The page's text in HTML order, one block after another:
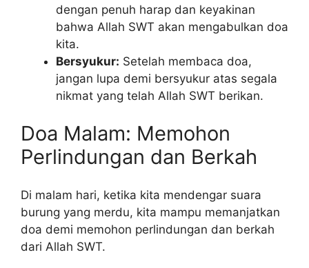
dengan penuh harap dan keyakinan
bahwa Allah SWT akan mengabulkan doa
kita.
Bersyukur: Setelah membaca doa,
jangan lupa demi bersyukur atas segala
nikmat yang telah Allah SWT berikan.
Doa Malam: Memohon
Perlindungan dan Berkah
Di malam hari, ketika kita mendengar suara
burung yang merdu, kita mampu memanjatkan
doa demi memohon perlindungan dan berkah
dari Allah SWT.